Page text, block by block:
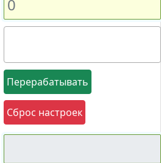
Перерабатывать
Сброс настроек